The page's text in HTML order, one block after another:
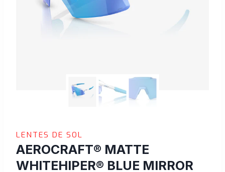
LENTES DE SOL
AEROCRAFT® MATTE
WHITEHIPER® BLUE MIRROR